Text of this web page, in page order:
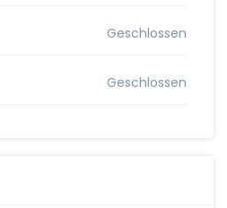
Geschlossen
Geschlossen